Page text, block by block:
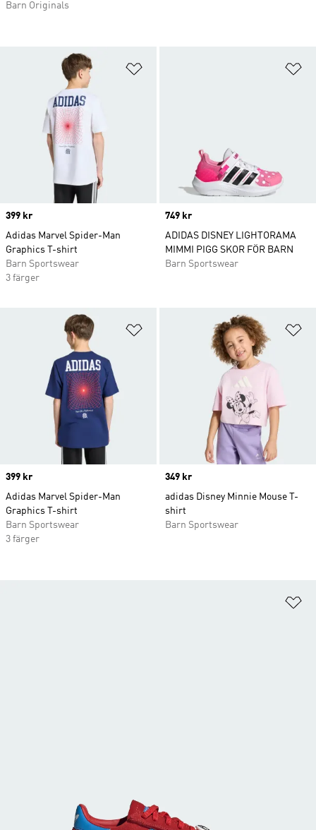
Price
399 kr
Adidas Marvel Spider-Man
Graphics T-shirt
Barn Sportswear
3 färger
Price
749 kr
ADIDAS DISNEY LIGHTORAMA
MIMMI PIGG SKOR FÖR BARN
Barn Sportswear
Lägg till på önskelistan
Price
399 kr
Adidas Marvel Spider-Man
Graphics T-shirt
Barn Sportswear
3 färger
Price
349 kr
adidas Disney Minnie Mouse T-
shirt
Barn Sportswear
Barn Originals